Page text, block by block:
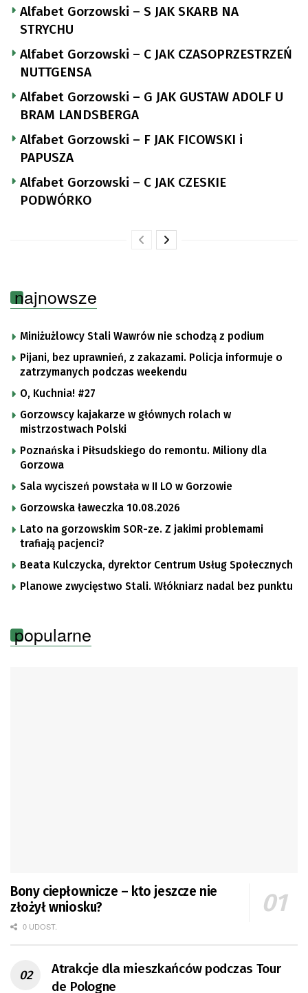
Alfabet Gorzowski – S JAK SKARB NA
STRYCHU
Alfabet Gorzowski – C JAK CZASOPRZESTRZEŃ
NUTTGENSA
Alfabet Gorzowski – G JAK GUSTAW ADOLF U
BRAM LANDSBERGA
Alfabet Gorzowski – F JAK FICOWSKI i
PAPUSZA
Alfabet Gorzowski – C JAK CZESKIE
PODWÓRKO
najnowsze
Miniżużlowcy Stali Wawrów nie schodzą z podium
Pijani, bez uprawnień, z zakazami. Policja informuje o
zatrzymanych podczas weekendu
O, Kuchnia! #27
Gorzowscy kajakarze w głównych rolach w
mistrzostwach Polski
Poznańska i Piłsudskiego do remontu. Miliony dla
Gorzowa
Sala wyciszeń powstała w II LO w Gorzowie
Gorzowska ławeczka 10.08.2026
Lato na gorzowskim SOR-ze. Z jakimi problemami
trafiają pacjenci?
Beata Kulczycka, dyrektor Centrum Usług Społecznych
Planowe zwycięstwo Stali. Włókniarz nadal bez punktu
popularne
Bony ciepłownicze – kto jeszcze nie
złożył wniosku?
0 UDOST.
Atrakcje dla mieszkańców podczas Tour
de Pologne